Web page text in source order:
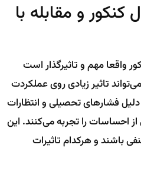
و مقابله با
واقعا مهم و تاثیرگذار است
تاثیر زیادی روی عملکردت
فشارهای تحصیلی و انتظارات
احساسات را تجربه می‌کنند. این
باشند و هرکدام تاثیرات